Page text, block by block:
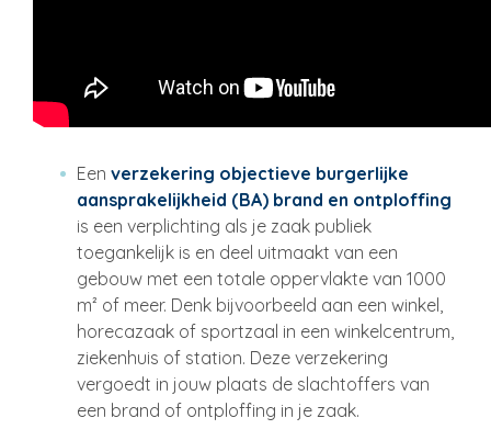
Een verzekering objectieve burgerlijke
aansprakelijkheid (BA) brand en ontploffing
is een verplichting als je zaak publiek
toegankelijk is en deel uitmaakt van een
gebouw met een totale oppervlakte van 1000
m² of meer. Denk bijvoorbeeld aan een winkel,
horecazaak of sportzaal in een winkelcentrum,
ziekenhuis of station. Deze verzekering
vergoedt in jouw plaats de slachtoffers van
een brand of ontploffing in je zaak.